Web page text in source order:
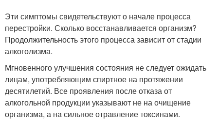
Эти симптомы свидетельствуют о начале процесса
перестройки. Сколько восстанавливается организм?
Продолжительность этого процесса зависит от стадии
алкоголизма.
Мгновенного улучшения состояния не следует ожидать
лицам, употребляющим спиртное на протяжении
десятилетий. Все проявления после отказа от
алкогольной продукции указывают не на очищение
организма, а на сильное отравление токсинами.